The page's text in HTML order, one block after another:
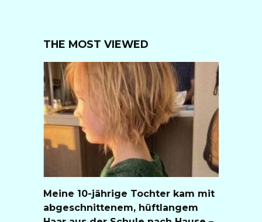
THE MOST VIEWED
Meine 10-jährige Tochter kam mit
abgeschnittenem, hüftlangem